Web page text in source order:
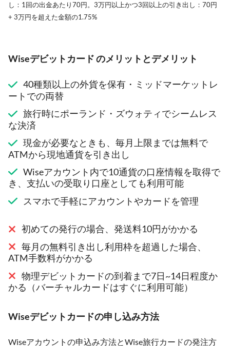
し：1回の出金あたり70円。3万円以上かつ3回以上の引き出し：70円
+ 3万円を超えた金額の1.75%
Wiseデビットカード のメリットとデメリット
40種類以上の外貨を保有・ミッドマーケットレ
ートでの両替
旅行時にポーランド・ズウォティでシームレス
な決済
現金が必要なときも、毎月上限までは無料で
ATMから現地通貨を引き出し
Wiseアカウント内で10通貨の口座情報を取得で
き、支払いの受取り口座としても利用可能
スマホで手軽にアカウントやカードを管理
初めての発行の場合、発送料10円がかかる
毎月の無料引き出し利用枠を超過した場合、
ATM手数料がかかる
物理デビットカードの到着まで7日~14日程度か
かる（バーチャルカードはすぐに利用可能）
Wiseデビットカードの申し込み方法
Wiseアカウントの申込み方法とWise旅行カードの発注方